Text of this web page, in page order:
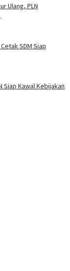
Ulang, PLN
SDM Siap
Siap Kawal Kebijakan